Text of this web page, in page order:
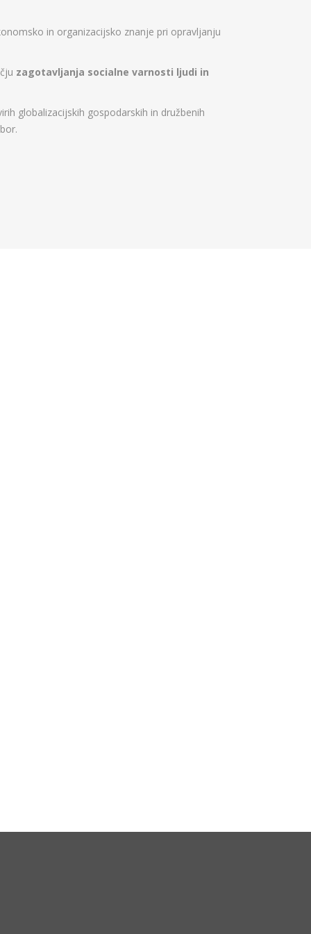
in organizacijsko znanje pri opravljanju
zagotavljanja socialne varnosti ljudi in
globalizacijskih gospodarskih in družbenih